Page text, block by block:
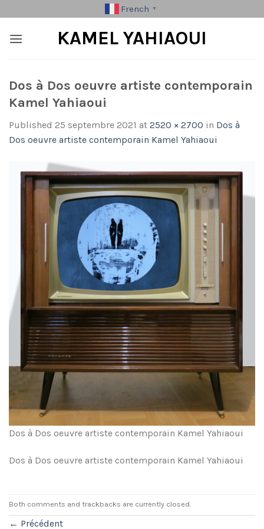
to
content
French ▼
KAMEL YAHIAOUI
Dos à Dos oeuvre artiste contemporain
Kamel Yahiaoui
Published 25 septembre 2021 at 2520 × 2700 in Dos à
Dos oeuvre artiste contemporain Kamel Yahiaoui
Dos à Dos oeuvre artiste contemporain Kamel Yahiaoui
Dos à Dos oeuvre artiste contemporain Kamel Yahiaoui
Both comments and trackbacks are currently closed.
← Précédent